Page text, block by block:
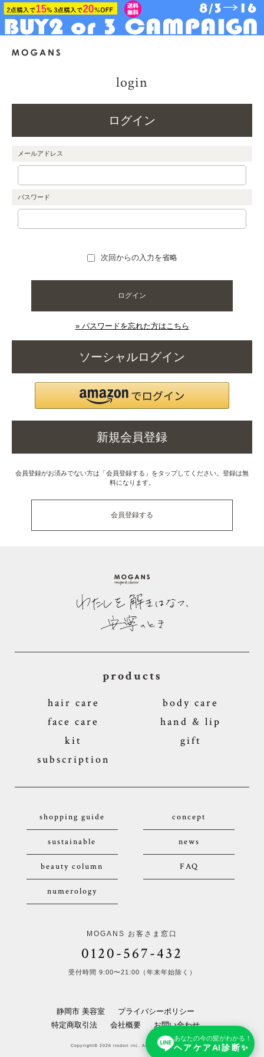
あなたの今の髪がわかる！
ヘアケアAI診断✨
login
ログイン
メールアドレス
パスワード
次回からの入力を省略
ログイン
» パスワードを忘れた方はこちら
ソーシャルログイン
新規会員登録
会員登録がお済みでない方は「会員登録する」をタップしてください。登録は無
料になります。
会員登録する
products
hair care
body care
face care
hand & lip
kit
gift
subscription
shopping guide concept
sustainable news
beauty column FAQ
numerology
MOGANS お客さま窓口
0120-567-432
受付時間 9:00〜21:00（年末年始除く）
静岡市 美容室
プライバシーポリシー
特定商取引法
会社概要 お問い合わせ
Copyright© 2026 irodori inc. All Rights Reserved.